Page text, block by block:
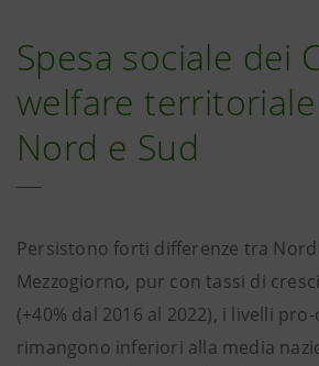
Spesa sociale dei
welfare
Nord e Sud
Persistono forti differenze tra Nord
Mezzogiorno, pur con tassi di
(+40% dal 2016 al 2022), i livelli
rimangono inferiori alla media